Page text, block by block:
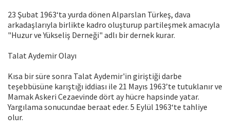
23 Şubat 1963‘ta yurda dönen Alparslan Türkeş, dava
arkadaşlarıyla birlikte kadro oluşturup partileşmek amacıyla
"Huzur ve Yükseliş Derneği" adlı bir dernek kurar.
Talat Aydemir Olayı
Kısa bir süre sonra Talat Aydemir'in giriştiği darbe
teşebbüsüne karıştığı iddiası ile 21 Mayıs 1963’te tutuklanır ve
Mamak Askeri Cezaevinde dört ay hücre hapsinde yatar.
Yargılama sonucundae beraat eder. 5 Eylül 1963‘te tahliye
olur.